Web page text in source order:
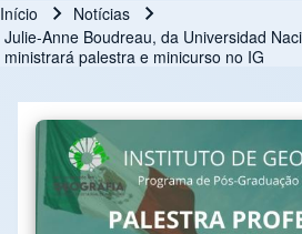
Trilha de navegação
Início
Notícias
Julie-Anne Boudreau, da Universidad
ministrará palestra e minicurso no IG